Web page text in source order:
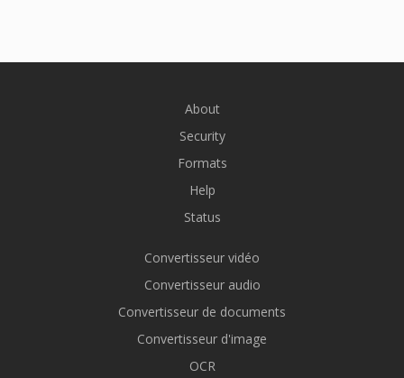
About
Security
Formats
Help
Status
Convertisseur vidéo
Convertisseur audio
Convertisseur de documents
Convertisseur d'image
OCR